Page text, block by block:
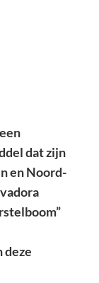
dat zijn
en Noord-
deze